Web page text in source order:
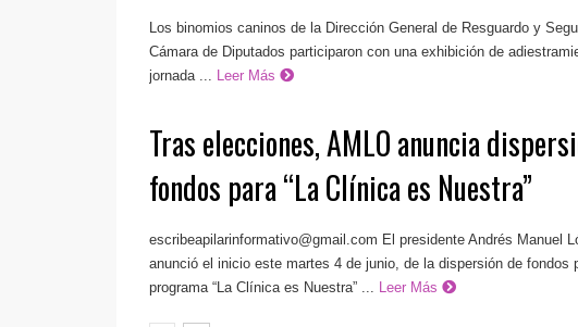
Los binomios caninos de la Dirección General de Resguardo y
Cámara de Diputados participaron con una exhibición de
jornada ...
Leer Más
Tras elecciones, AMLO anuncia
fondos para “La Clínica es Nuestra”
escribeapilarinformativo@gmail.com El presidente Andrés Manuel
anunció el inicio este martes 4 de junio, de la dispersión de fondos
programa “La Clínica es Nuestra” ...
Leer Más